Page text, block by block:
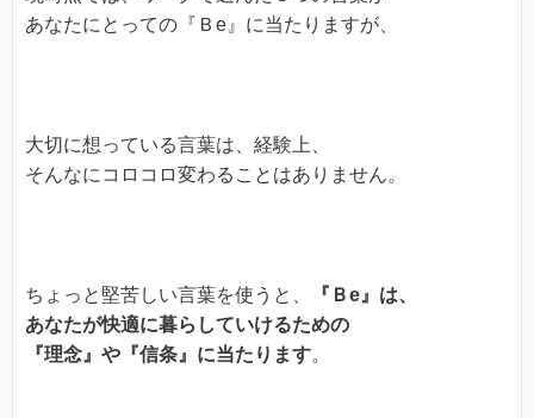
あなたにとっての『Ｂe』に当たりますが、
大切に想っている言葉は、経験上、
そんなにコロコロ変わることはありません。
ちょっと堅苦しい言葉を使うと、
『Ｂe』は、
あなたが快適に暮らしていけるための
『理念』や『信条』に当たります。